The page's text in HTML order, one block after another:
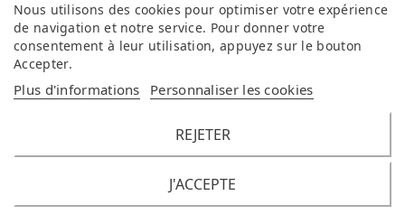
Nous utilisons des cookies pour optimiser votre expérience
de navigation et notre service. Pour donner votre
consentement à leur utilisation, appuyez sur le bouton
Accepter.
Plus d'informations Personnaliser les cookies
REJETER
J'ACCEPTE